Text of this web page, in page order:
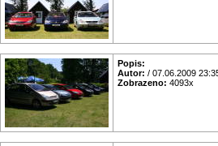
Popis:
Autor: / 07.06.2009
Zobrazeno: 4093x